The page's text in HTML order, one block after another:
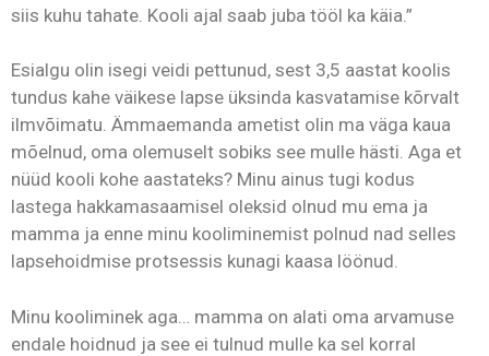
siis kuhu tahate. Kooli ajal saab juba tööl ka käia.”
Esialgu olin isegi veidi pettunud, sest 3,5 aastat koolis
tundus kahe väikese lapse üksinda kasvatamise kõrvalt
ilmvõimatu. Ämmaemanda ametist olin ma väga kaua
mõelnud, oma olemuselt sobiks see mulle hästi. Aga et
nüüd kooli kohe aastateks? Minu ainus tugi kodus
lastega hakkamasaamisel oleksid olnud mu ema ja
mamma ja enne minu kooliminemist polnud nad selles
lapsehoidmise protsessis kunagi kaasa löönud.
Minu kooliminek aga… mamma on alati oma arvamuse
endale hoidnud ja see ei tulnud mulle ka sel korral